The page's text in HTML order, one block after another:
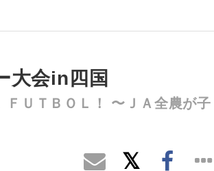
大会in四国
ＵＴＢＯＬ！ 〜ＪＡ全農が子